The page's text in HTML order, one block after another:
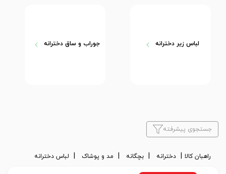
لباس زیر دخترانه جوراب و ساق دخترانه
جستجوی پیشرفته
راهبان کالا دخترانه بچگانه مد و پوشاک لباس دخترانه